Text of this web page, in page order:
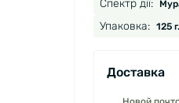
Спектр дії:
Упаковка: 125 г.
Доставка